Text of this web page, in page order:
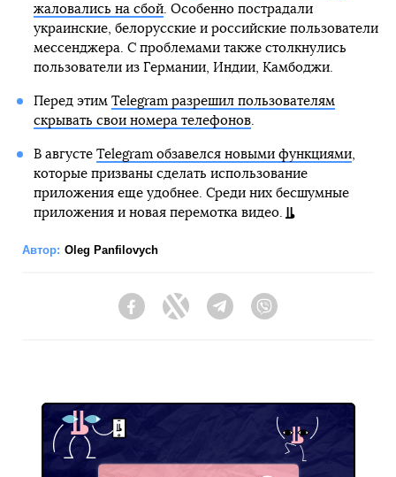
жаловались на сбой. Особенно пострадали
украинские, белорусские и российские пользователи
мессенджера. С проблемами также столкнулись
пользователи из Германии, Индии, Камбоджи.
Перед этим Telegram разрешил пользователям
скрывать свои номера телефонов.
В августе Telegram обзавелся новыми функциями,
которые призваны сделать использование
приложения еще удобнее. Среди них бесшумные
приложения и новая перемотка видео.
Автор: Oleg Panfilovych
FacebookTwitter Telegram